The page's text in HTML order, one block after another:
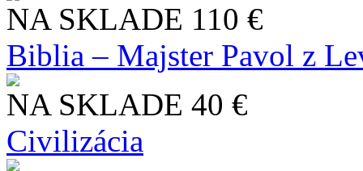
NA SKLADE 110 €
Biblia – Majster Pavol z
NA SKLADE 40 €
Civilizácia